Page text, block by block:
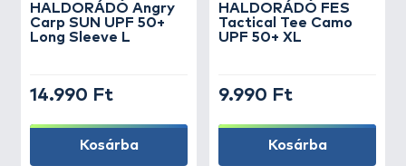
HALDORÁDÓ Angry
Carp SUN UPF 50+
Long Sleeve L
14.990 Ft
Kosárba
HALDORÁDÓ FES
Tactical Tee Camo
UPF 50+ XL
9.990 Ft
Kosárba